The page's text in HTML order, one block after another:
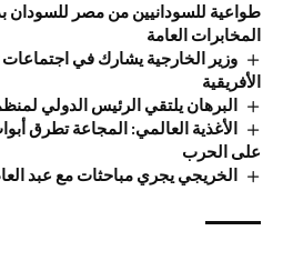
طواعية للسودانيين من مصر للسودان
المخابرات العامة
وزير الخارجية يشارك في
الأفريقية
البرهان يلتقي الرئيس الدولي
الأغذية العالمي: المجاعة تطرق
على الحرب
الخريجي يجري مباحثات مع عبد